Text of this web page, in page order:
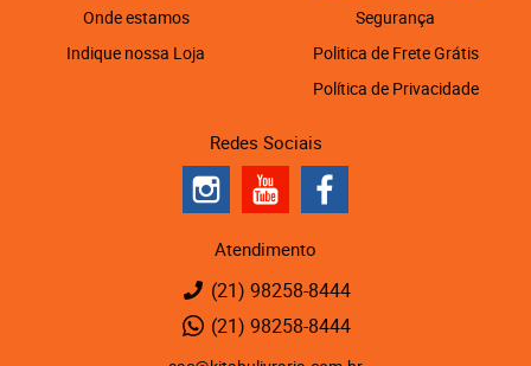
Onde estamos
Indique nossa Loja
Segurança
Politica de Frete Grátis
Política de Privacidade
Redes Sociais
Atendimento
(21) 98258-8444
(21) 98258-8444